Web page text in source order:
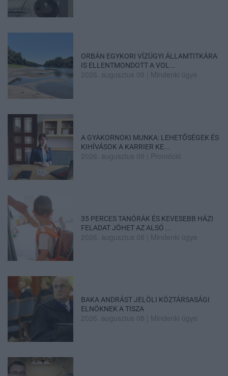
ORBÁN EGYKORI VÍZÜGYI ÁLLAMTITKÁRA
IS ELLENTMONDOTT A VOL...
2026. augusztus 09 Mindenki ügye
A GYAKORNOKI MUNKA: LEHETŐSÉGEK ÉS
KIHÍVÁSOK A KARRIER KE...
2026. augusztus 09 Promóció
35 PERCES TANÓRÁK ÉS KEVESEBB HÁZI
FELADAT JÖHET AZ ALSÓ ...
2026. augusztus 08 Mindenki ügye
BAKA ANDRÁST JELÖLI KÖZTÁRSASÁGI
ELNÖKNEK A TISZA
2026. augusztus 08 Mindenki ügye